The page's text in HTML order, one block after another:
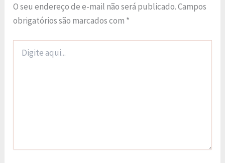
O seu endereço de e-mail não será publicado.Campos
obrigatórios são marcados com *
aqui...